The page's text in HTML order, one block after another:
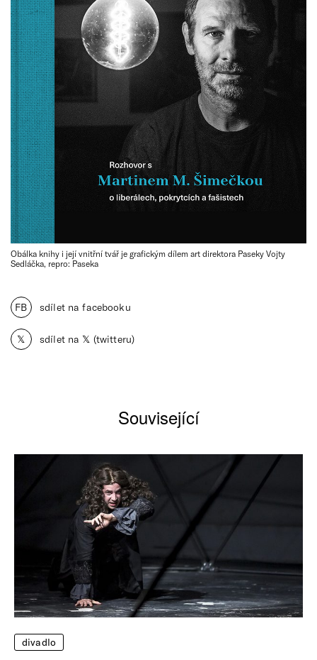
Obálka knihy i její vnitřní tvář je grafickým dílem art direktora Paseky Vojty
Sedláčka, repro: Paseka
FB sdílet na facebooku
𝕏 sdílet na 𝕏 (twitteru)
Související
divadlo